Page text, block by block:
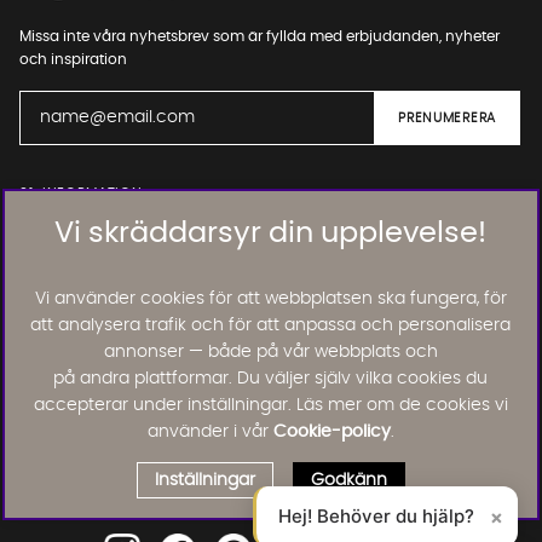
Vi skräddarsyr din upplevelse!
Vi använder cookies för att webbplatsen ska fungera, för
att analysera trafik och för att anpassa och personalisera
annonser — både på vår webbplats och
på andra plattformar. Du väljer själv vilka cookies du
accepterar under inställningar. Läs mer om de cookies vi
använder i vår Cookie-policy.
Inställningar Godkänn
Missa inte våra nyhetsbrev som är fyllda med erbjudanden, nyheter
och inspiration
01. INFORMATION
Läs och lämna kundomdömen:
Hej! Behöver du hjälp? ×